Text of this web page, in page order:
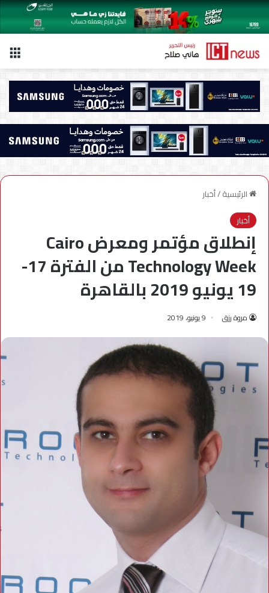
الرئيسية/أخبار
أخبار
إنطلاق مؤتمر ومعرض Cairo
Technology Week من الفترة 17-
19 يونيو 2019 بالقاهرة
مروة رزق 9 يونيو، 2019